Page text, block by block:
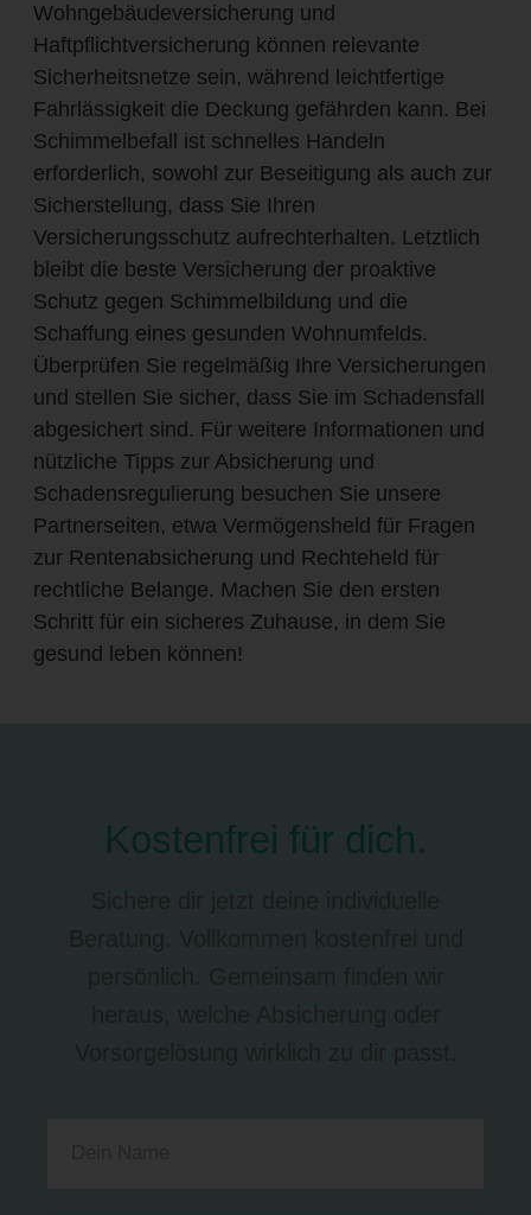
Wohngebäudeversicherung und
Haftpflichtversicherung können relevante
Sicherheitsnetze sein, während leichtfertige
Fahrlässigkeit die Deckung gefährden kann. Bei
Schimmelbefall ist schnelles Handeln
erforderlich, sowohl zur Beseitigung als auch zur
Sicherstellung, dass Sie Ihren
Versicherungsschutz aufrechterhalten. Letztlich
bleibt die beste Versicherung der proaktive
Schutz gegen Schimmelbildung und die
Schaffung eines gesunden Wohnumfelds.
Überprüfen Sie regelmäßig Ihre Versicherungen
und stellen Sie sicher, dass Sie im Schadensfall
abgesichert sind. Für weitere Informationen und
nützliche Tipps zur Absicherung und
Schadensregulierung besuchen Sie unsere
Partnerseiten, etwa Vermögensheld für Fragen
zur Rentenabsicherung und Rechteheld für
rechtliche Belange. Machen Sie den ersten
Schritt für ein sicheres Zuhause, in dem Sie
gesund leben können!
Kostenfrei für dich.